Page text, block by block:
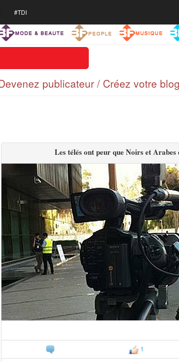
#TDI
publicateur / Créez votre blog
Les télés ont peur que Noirs et Arabes
1